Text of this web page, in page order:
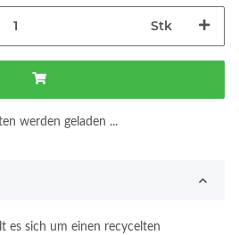
Stk
werden geladen ...
es sich um einen recycelten